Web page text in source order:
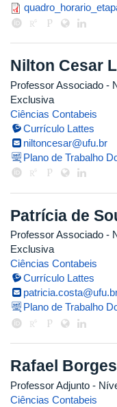
Nilton Cesar
Professor Associado -
Exclusiva
Ciências Contabeis
Currículo Lattes
niltoncesar@ufu.br
Plano de Trabalho
Patrícia de
Professor Associado -
Exclusiva
Ciências Contabeis
Currículo Lattes
Plano de Trabalho
Rafael
Professor Adjunto -
Ciências Contabeis